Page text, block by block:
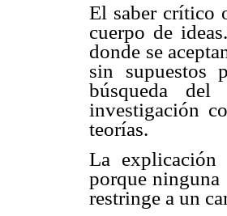
El saber crítico
cuerpo de
donde se
sin supuestos
búsqueda
investigación
teorías.
La explicación
porque ninguna
restringe a un